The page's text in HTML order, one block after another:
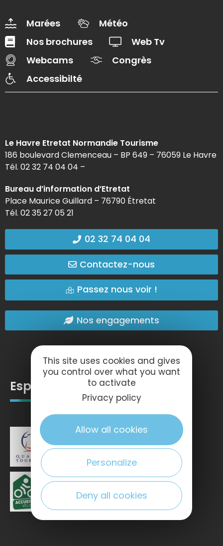
Marées
Météo
Nos brochures
Web Tv
Webcams
Congrès
Accessibilté
Le Havre Etretat Normandie Tourisme
186 boulevard Clemenceau – BP 649 – 76059 Le Havre
Tél. 02 32 74 04 04 –
Bureau d’information d’Etretat
Place Maurice Guillard – 76790 Étretat
Tél. 02 35 27 05 21
02 32 74 04 04
Contactez-nous
Passez nous voir !
Nos engagements
Espace pro
This site uses cookies and gives
you control over what you want
to activate
Privacy policy
Allow all cookies
Personalize
Deny all cookies